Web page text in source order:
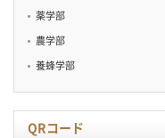
薬学部
農学部
養蜂学部
QRコード